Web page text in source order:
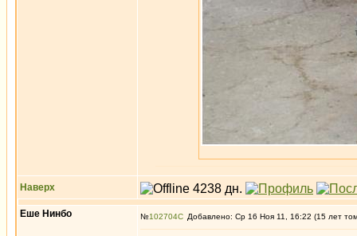
Наверх
Еше Нинбо №102704 Добавлено: Ср 16 Ноя 11, 16:22 (15 лет